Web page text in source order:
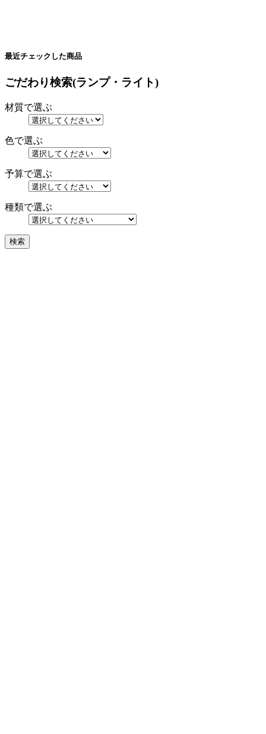
最近チェックした商品
ごだわり検索(ランプ・ライト)
材質で選ぶ
色で選ぶ
予算で選ぶ
種類で選ぶ